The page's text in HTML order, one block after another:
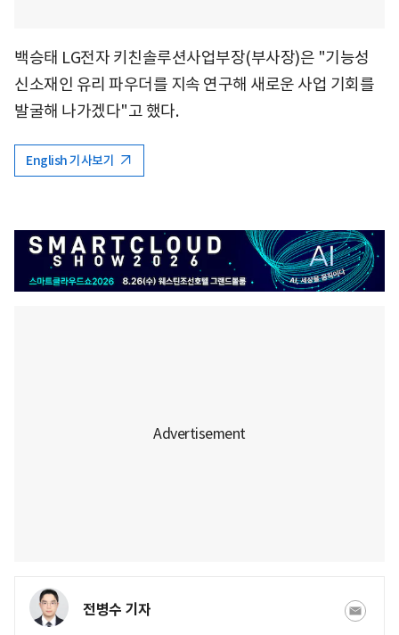
백승태 LG전자 키친솔루션사업부장(부사장)은 "기능성
신소재인 유리 파우더를 지속 연구해 새로운 사업 기회를
발굴해 나가겠다"고 했다.
English 기사보기
전병수 기자